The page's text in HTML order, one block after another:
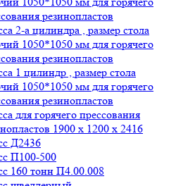
резинопластов
2-а цилиндра , размер стола
1050*1050 мм для горячего
резинопластов
1 цилиндр , размер стола
1050*1050 мм для горячего
резинопластов
для горячего прессования
1900 х 1200 х 2416
Д2436
П100-500
160 тонн П4.00.008